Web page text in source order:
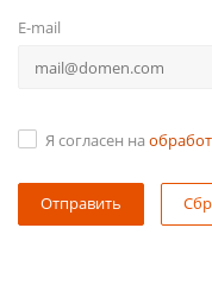
E-mail
Я согласен на